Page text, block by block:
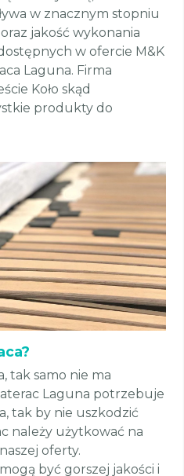
w znacznym stopniu
jakość wykonania
w ofercie M&K
Laguna. Firma
Koło skąd
produkty do
tak samo nie ma
Laguna potrzebuje
tak by nie uszkodzić
należy użytkować na
oferty.
być gorszej jakości i